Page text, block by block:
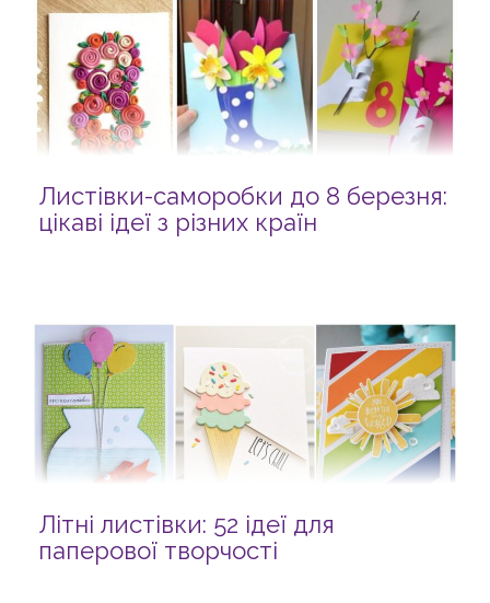
Листівки-саморобки до 8 березня:
цікаві ідеї з різних країн
Літні листівки: 52 ідеї для
паперової творчості